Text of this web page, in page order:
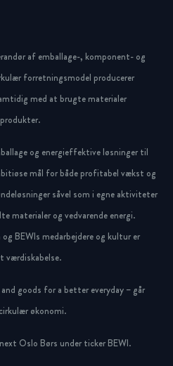
af emballage-, komponent- og
forretningsmodel producerer
med at brugte materialer
og energieffektive løsninger til
mål for både profitabel vækst og
såvel som i egne aktiviteter
materialer og vedvarende energi.
BEWIs medarbejdere og kultur er
værdiskabelse.
goods for a better everyday – går
økonomi.
Oslo Børs under ticker BEWI.